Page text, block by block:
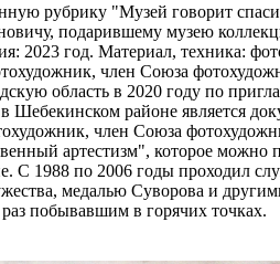
рубрику "Музей говорит
подарившему музею
2023 год. Материал, техника:
член Союза
область в 2020 году по
Шебекинском районе является
член Союза
артестизм", которое можно
С 1988 по 2006 годы проходил
медалью Суворова и
побывавшим в горячих точках.